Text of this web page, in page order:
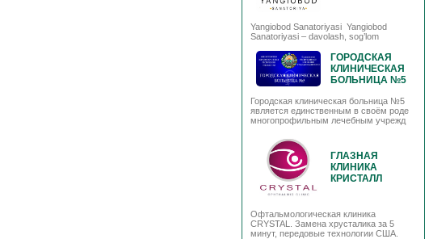
Yangiobod Sanatoriyasi Yangiobod
Sanatoriyasi – davolash, sog’lom
ГОРОДСКАЯ
КЛИНИЧЕСКАЯ
БОЛЬНИЦА №5
Городская клиническая больница №5
является единственным в своём роде
многопрофильным лечебным учрежд
ГЛАЗНАЯ
КЛИНИКА
КРИСТАЛЛ
Офтальмологическая клиника
CRYSTAL. Замена хрусталика за 5
минут, передовые технологии США.